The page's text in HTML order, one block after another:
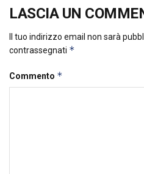
LASCIA UN
Il tuo indirizzo email non sarà
contrassegnati *
Commento *